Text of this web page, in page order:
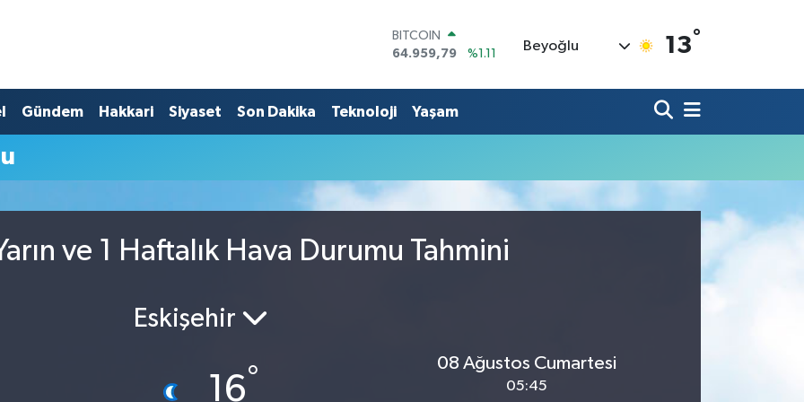
BITCOIN
64.959,79
%1.11
47,7436
%0.18
EURO
GRAM ALTIN
BİST100
Beyoğlu 13°
Gündem Hakkari Siyaset Son Dakika Teknoloji Yaşam
ve 1 Haftalık Hava Durumu Tahmini
Eskişehir
16°
08 Ağustos Cumartesi
05:45